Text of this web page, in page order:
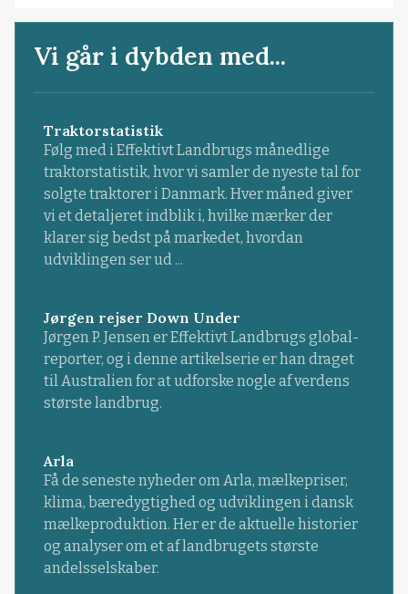
Vi går i dybden med...
Traktorstatistik
Følg med i Effektivt Landbrugs månedlige
traktorstatistik, hvor vi samler de nyeste tal for
solgte traktorer i Danmark. Hver måned giver
vi et detaljeret indblik i, hvilke mærker der
klarer sig bedst på markedet, hvordan
udviklingen ser ud ...
Jørgen rejser Down Under
Jørgen P. Jensen er Effektivt Landbrugs global-
reporter, og i denne artikelserie er han draget
til Australien for at udforske nogle af verdens
største landbrug.
Arla
Få de seneste nyheder om Arla, mælkepriser,
klima, bæredygtighed og udviklingen i dansk
mælkeproduktion. Her er de aktuelle historier
og analyser om et af landbrugets største
andelsselskaber.